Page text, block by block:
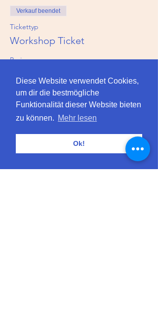
Diese Website verwendet Cookies,
um dir die bestmögliche
Funktionalität dieser Website bieten
zu können. Mehr lesen
Ok!
im Durchmesser wie ca. 25-35cm. Wir stellen
dir alles restliche zur Verfügung.
Bei Fragen kannst du uns auch gerne
kontaktieren und wir können zusammen
Verkauf beendet
Tickettyp
Workshop Ticket
Preis
Diese Veranstaltung teilen